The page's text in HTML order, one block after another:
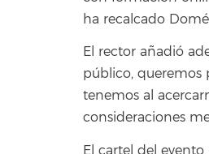
ha recalcado
El rector añadió
público, queremos
tenemos al
consideraciones
El cartel del evento